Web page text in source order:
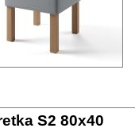
S2 80x40